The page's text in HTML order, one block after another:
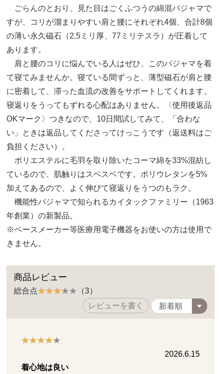
ごらんのとおり、見た目はごくふつうの綿混パジャマで
すが、コリが溜まりやすい肩と腰にそれぞれ4個、合計8個
の薄い永久磁石（2.5ミリ厚、77ミリテスラ）が圧着して
あります。
肩と腰のコリに悩んでいる人はぜひ、このパジャマを着
て寝てみませんか。寝ている間ずっと、薄型磁石が肩と腰
に密着して、滞った血流の改善をサポートしてくれます。
寝返りをうってもずれる心配はありません。〈使用後返品
OKマーク〉つきなので、10日間試してみて、「合わな
い」ときは返品してくださってけっこうです（返送料はご
負担ください）。
ポリエステルに毛羽を取り除いたコーマ綿を33%混紡し
ているので、肌触りはスベスベです。ポリウレタンを5%
加えてあるので、よく伸びて寝返りをうつのもラク。
機能性パジャマで知られるカイタックファミリー（1963
年創業）の新製品。
※ペースメーカー等医療用電子機器をお使いの方は使用で
きません。
商品レビュー
総合点
（3）
レビューを書く
2026.6.15
着心地は良い